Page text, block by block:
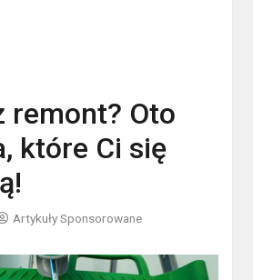
remont? Oto
które Ci się
Artykuły Sponsorowane